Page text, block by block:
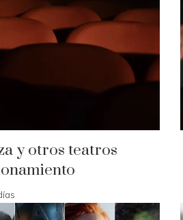
y otros teatros